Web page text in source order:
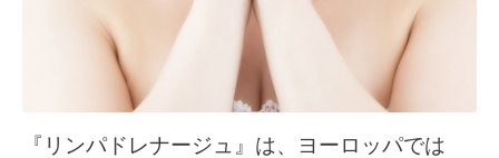
『リンパドレナージュ』は、ヨーロッパでは